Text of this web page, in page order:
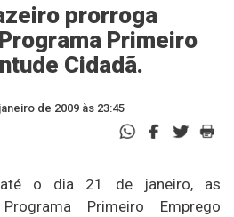
prorroga
Primeiro
Cidadã.
de 2009 às 23:45
até o dia 21 de janeiro, as
Primeiro Emprego